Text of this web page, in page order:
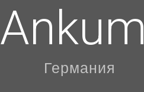
Ankum
Германия